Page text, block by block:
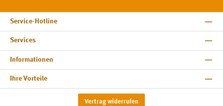
Service-Hotline
Services
Informationen
Ihre Vorteile
Vertrag widerrufen